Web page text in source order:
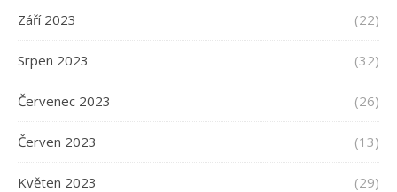
Září 2023 (22)
Srpen 2023 (32)
Červenec 2023 (26)
Červen 2023 (13)
Květen 2023 (29)